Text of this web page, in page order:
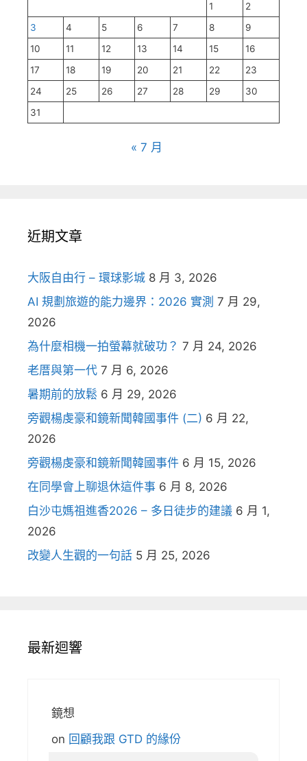
1
2
3
4 5 6 7 8
9
10
11 12 13 14 15
16
17
18 19 20 21 22
23
24
25 26 27 28 29
30
31
« 7 月
近期文章
大阪自由行 – 環球影城 8 月 3, 2026
AI 規劃旅遊的能力邊界：2026 實測 7 月 29,
2026
為什麼相機一拍螢幕就破功？ 7 月 24, 2026
老厝與第一代 7 月 6, 2026
暑期前的放鬆 6 月 29, 2026
旁觀楊虔豪和鏡新聞韓國事件 (二) 6 月 22,
2026
旁觀楊虔豪和鏡新聞韓國事件 6 月 15, 2026
在同學會上聊退休這件事 6 月 8, 2026
白沙屯媽祖進香2026 – 多日徒步的建議 6 月 1,
2026
改變人生觀的一句話 5 月 25, 2026
最新迴響
鏡想
on 回顧我跟 GTD 的緣份